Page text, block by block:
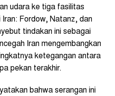
udara ke tiga fasilitas
Fordow, Natanz, dan
tindakan ini sebagai
Iran mengembangkan
ketegangan antara
pekan terakhir.
bahwa serangan ini